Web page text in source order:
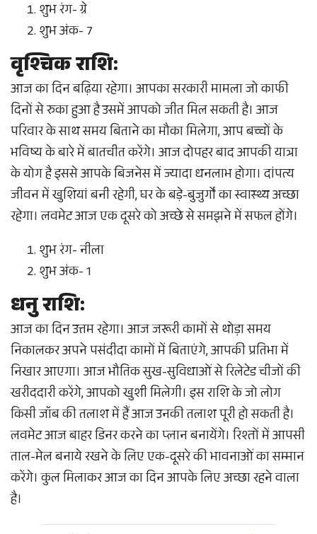
शुभ रंग- ग्रे
शुभ अंक- 7
वृश्चिक राशि:
आज का दिन बढ़िया रहेगा। आपका सरकारी मामला जो काफी
दिनों से रुका हुआ है उसमें आपको जीत मिल सकती है। आज
परिवार के साथ समय बिताने का मौका मिलेगा, आप बच्चों के
भविष्य के बारे में बातचीत करेंगे। आज दोपहर बाद आपकी यात्रा
के योग है इससे आपके बिजनेस में ज्यादा धनलाभ होगा। दांपत्य
जीवन में खुशियां बनी रहेगी, घर के बड़े-बुजुर्गों का स्वास्थ्य अच्छा
रहेगा। लवमेट आज एक दूसरे को अच्छे से समझने में सफल होंगे।
शुभ रंग- नीला
शुभ अंक- 1
धनु राशि:
आज का दिन उत्तम रहेगा। आज जरूरी कामों से थोड़ा समय
निकालकर अपने पसंदीदा कामों में बिताएंगे, आपकी प्रतिभा में
निखार आएगा। आज भौतिक सुख-सुविधाओं से रिलेटेड चीजों की
खरीददारी करेंगे, आपको खुशी मिलेगी। इस राशि के जो लोग
किसी जॉब की तलाश में हैं आज उनकी तलाश पूरी हो सकती है।
लवमेट आज बाहर डिनर करने का प्लान बनायेंगे। रिश्तों में आपसी
ताल-मेल बनाये रखने के लिए एक-दूसरे की भावनाओं का सम्मान
करेंगे। कुल मिलाकर आज का दिन आपके लिए अच्छा रहने वाला
है।